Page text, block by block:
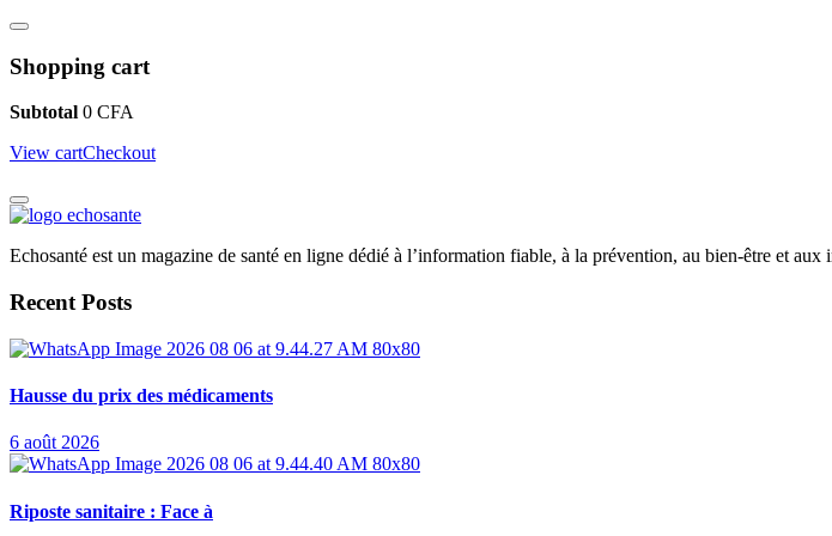
Shopping cart
Subtotal 0 CFA
View cartCheckout
Echosanté est un magazine de santé en ligne dédié à l’information fiable, à la prévention, au bien-être et
Recent Posts
Hausse du prix des médicaments
6 août 2026
Riposte sanitaire : Face à